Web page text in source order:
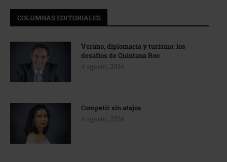
COLUMNAS EDITORIALES
Verano, diplomacia y turismo: los
desafíos de Quintana Roo
4 agosto, 2026
Competir sin atajos
4 agosto, 2026